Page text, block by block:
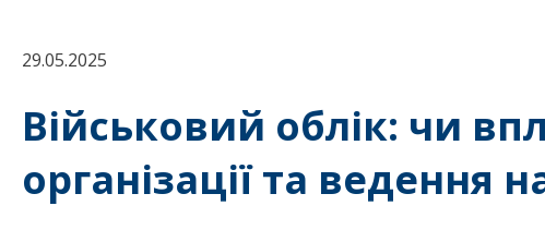
29.05.2025
Військовий облік: чи
організації та ведення